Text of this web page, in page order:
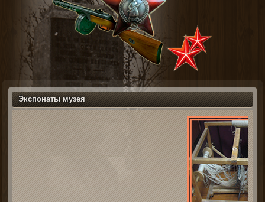
Экспонаты музея